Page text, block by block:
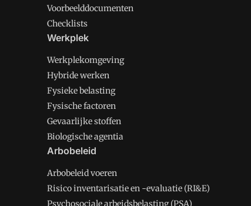
Voorbeelddocumenten
Checklists
Werkplek
Werkplekomgeving
Hybride werken
Fysieke belasting
Fysische factoren
Gevaarlijke stoffen
Biologische agentia
Arbobeleid
Arbobeleid voeren
Risico inventarisatie en -evaluatie (RI&E)
Psychosociale arbeidsbelasting (PSA)